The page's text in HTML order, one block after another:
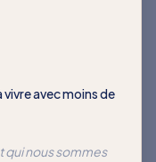
avec moins de
nous sommes
qui
qui ont